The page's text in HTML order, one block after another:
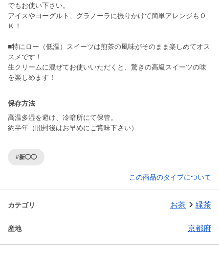
でもお使い下さい。
アイスやヨーグルト、グラノーラに振りかけて簡単アレンジもＯ
Ｋ！
■特にロー（低温）スイーツは煎茶の風味がそのまま楽しめてオス
スメです！
生クリームに混ぜてお使いいただくと、驚きの高級スイーツの味
保存方法
高温多湿を避け、冷暗所にて保管。
約半年（開封後はお早めにご賞味下さい）
#新◯◯
この商品のタイプについて
カテゴリ お茶 緑茶
産地 京都府